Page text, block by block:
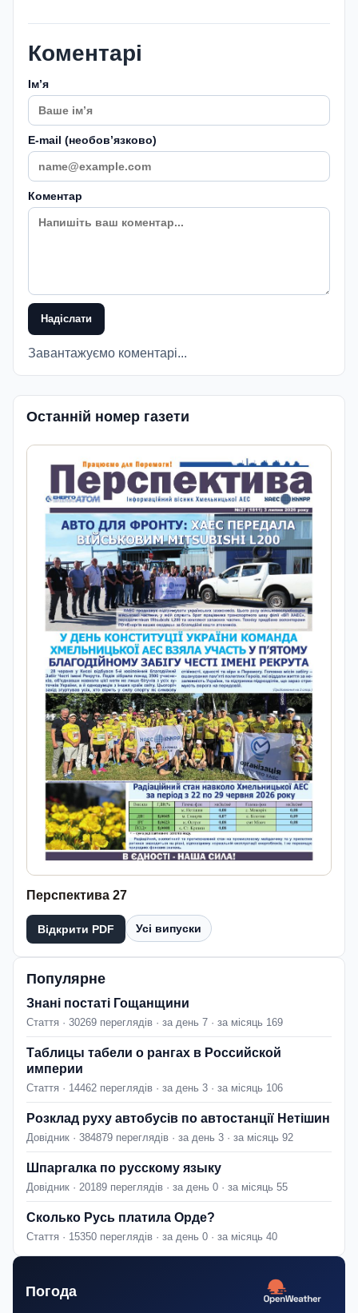
Коментарі
Імʼя
E-mail (необовʼязково)
Коментар
Надіслати
Завантажуємо коментарі...
Останній номер газети
Перспектива 27
Відкрити PDF Усі випуски
Популярне
Знані постаті Гощанщини
Стаття · 30269 переглядів · за день 7 · за місяць 169
Таблицы табели о рангах в Российской
империи
Стаття · 14462 переглядів · за день 3 · за місяць 106
Розклад руху автобусів по автостанції Нетішин
Довідник · 384879 переглядів · за день 3 · за місяць 92
Шпаргалка по русскому языку
Довідник · 20189 переглядів · за день 0 · за місяць 55
Сколько Русь платила Орде?
Стаття · 15350 переглядів · за день 0 · за місяць 40
Погода